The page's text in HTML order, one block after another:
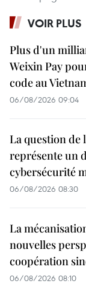
VOIR PLUS
Plus d'un
Weixin Pay
code au
06/08/2026 09:04
La question de
représente un
cybersécurité
06/08/2026 08:30
La
nouvelles
coopération
06/08/2026 08:10